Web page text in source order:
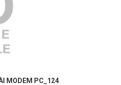
MODEM PC_124